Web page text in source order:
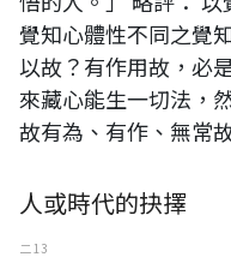
覺知心體性不同之覺
以故？有作用故，必
來藏心能生一切法，
故有為、有作、無常
人或時代的抉擇
二 13